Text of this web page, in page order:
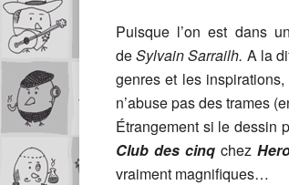
Puisque l’on est dans
deSylvain Sarrailh. A la
genres et les
n’abuse pas des trames
Étrangement si le dessin
Club des cinq chez
vraiment magnifiques…